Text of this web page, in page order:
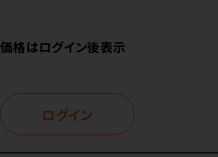
価格はログイン後表示
ログイン